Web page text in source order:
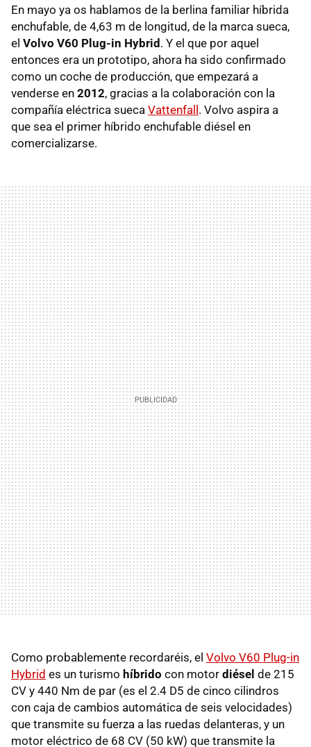
En mayo ya os hablamos de la berlina familiar híbrida
enchufable, de 4,63 m de longitud, de la marca sueca,
el Volvo V60 Plug-in Hybrid. Y el que por aquel
entonces era un prototipo, ahora ha sido confirmado
como un coche de producción, que empezará a
venderse en 2012, gracias a la colaboración con la
compañía eléctrica sueca Vattenfall. Volvo aspira a
que sea el primer híbrido enchufable diésel en
comercializarse.
Como probablemente recordaréis, el Volvo V60 Plug-in
Hybrid es un turismo híbrido con motor diésel de 215
CV y 440 Nm de par (es el 2.4 D5 de cinco cilindros
con caja de cambios automática de seis velocidades)
que transmite su fuerza a las ruedas delanteras, y un
motor eléctrico de 68 CV (50 kW) que transmite la